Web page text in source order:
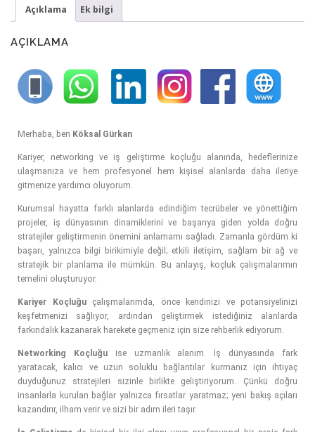
Açıklama Ek bilgi
AÇIKLAMA
Merhaba, ben Köksal Gürkan
Kariyer, networking ve iş geliştirme koçluğu alanında, hedeflerinize
ulaşmanıza ve hem profesyonel hem kişisel alanlarda daha ileriye
gitmenize yardımcı oluyorum.
Kurumsal hayatta farklı alanlarda edindiğim tecrübeler ve yönettiğim
projeler, iş dünyasının dinamiklerini ve başarıya giden yolda doğru
stratejiler geliştirmenin önemini anlamamı sağladı. Zamanla gördüm ki
başarı, yalnızca bilgi birikimiyle değil; etkili iletişim, sağlam bir ağ ve
stratejik bir planlama ile mümkün. Bu anlayış, koçluk çalışmalarımın
temelini oluşturuyor.
Kariyer Koçluğuçalışmalarımda, önce kendinizi ve potansiyelinizi
keşfetmenizi sağlıyor, ardından geliştirmek istediğiniz alanlarda
farkındalık kazanarak harekete geçmeniz için size rehberlik ediyorum.
Networking Koçluğuise uzmanlık alanım. İş dünyasında fark
yaratacak, kalıcı ve uzun soluklu bağlantılar kurmanız için ihtiyaç
duyduğunuz stratejileri sizinle birlikte geliştiriyorum. Çünkü doğru
insanlarla kurulan bağlar yalnızca fırsatlar yaratmaz; yeni bakış açıları
kazandırır, ilham verir ve sizi bir adım ileri taşır.